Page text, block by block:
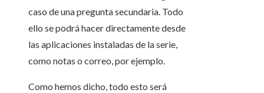
caso de una pregunta secundaria. Todo
ello se podrá hacer directamente desde
las aplicaciones instaladas de la serie,
como notas o correo, por ejemplo.
Como hemos dicho, todo esto será